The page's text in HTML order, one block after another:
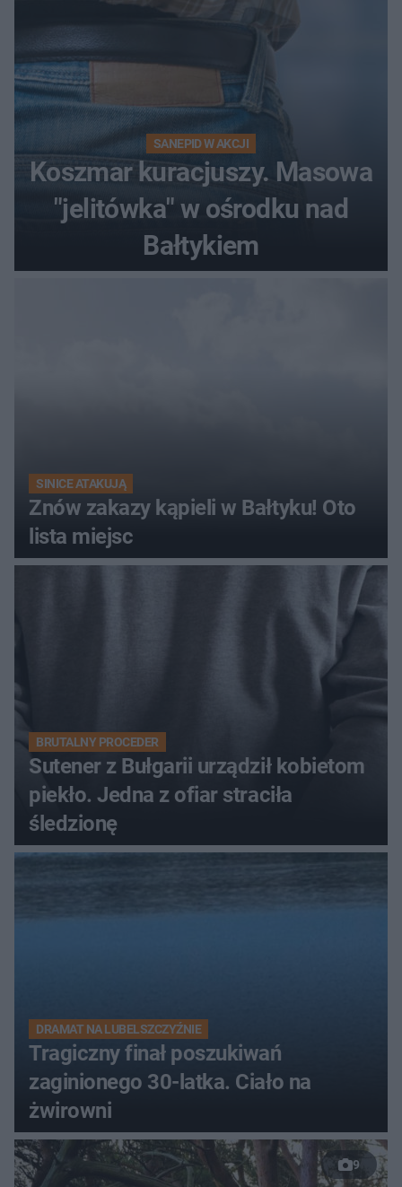
SANEPID W AKCJI
Koszmar kuracjuszy. Masowa
"jelitówka" w ośrodku nad
Bałtykiem
SINICE ATAKUJĄ
Znów zakazy kąpieli w Bałtyku! Oto
lista miejsc
BRUTALNY PROCEDER
Sutener z Bułgarii urządził kobietom
piekło. Jedna z ofiar straciła
śledzionę
DRAMAT NA LUBELSZCZYŹNIE
Tragiczny finał poszukiwań
zaginionego 30-latka. Ciało na
żwirowni
9